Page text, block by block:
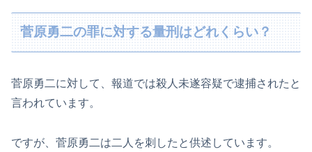
菅原勇二の罪に対する量刑はどれくらい？
菅原勇二に対して、報道では殺人未遂容疑で逮捕されたと
言われています。
ですが、菅原勇二は二人を刺したと供述しています。